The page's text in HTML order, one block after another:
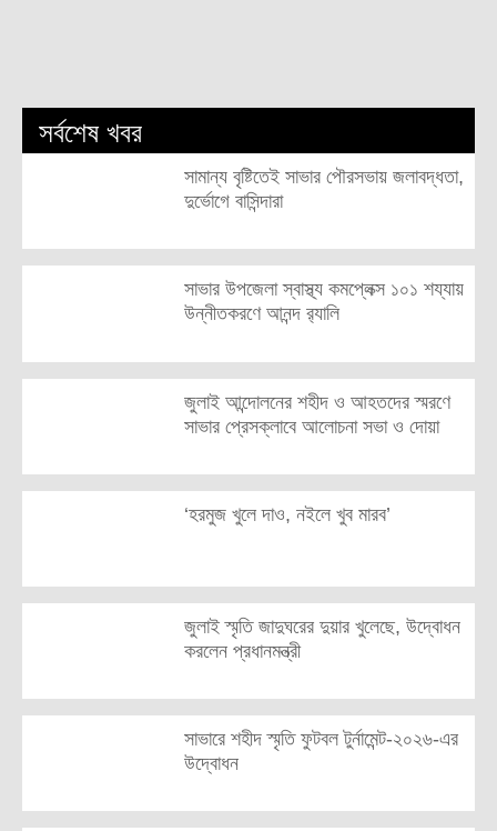
সর্বশেষ খবর
সামান্য বৃষ্টিতেই সাভার পৌরসভায় জলাবদ্ধতা,
দুর্ভোগে বাসিন্দারা
সাভার উপজেলা স্বাস্থ্য কমপ্লেক্স ১০১ শয্যায়
উন্নীতকরণে আনন্দ র‍্যালি
জুলাই আন্দোলনের শহীদ ও আহতদের স্মরণে
সাভার প্রেসক্লাবে আলোচনা সভা ও দোয়া
‘হরমুজ খুলে দাও, নইলে খুব মারব’
জুলাই স্মৃতি জাদুঘরের দুয়ার খুলেছে, উদ্বোধন
করলেন প্রধানমন্ত্রী
সাভারে শহীদ স্মৃতি ফুটবল টুর্নামেন্ট-২০২৬-এর
উদ্বোধন